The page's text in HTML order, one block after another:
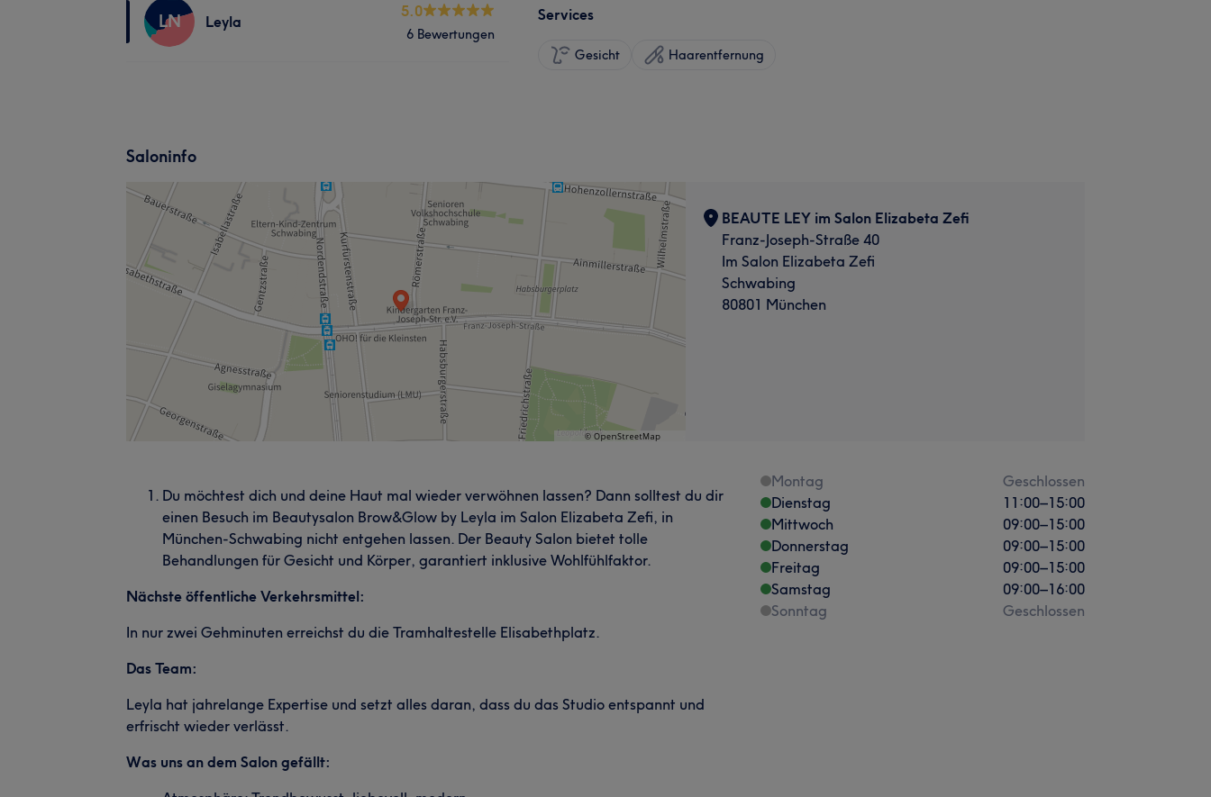
LN Leyla
5.0
6 Bewertungen
Services
Gesicht Haarentfernung
Saloninfo
BEAUTE LEY im Salon Elizabeta Zefi
Franz-Joseph-Straße 40
Im Salon Elizabeta Zefi
Schwabing
80801 München
Du möchtest dich und deine Haut mal wieder verwöhnen lassen? Dann solltest du dir
einen Besuch im Beautysalon Brow&Glow by Leyla im Salon Elizabeta Zefi, in
München-Schwabing nicht entgehen lassen. Der Beauty Salon bietet tolle
Behandlungen für Gesicht und Körper, garantiert inklusive Wohlfühlfaktor.
Nächste öffentliche Verkehrsmittel:
In nur zwei Gehminuten erreichst du die Tramhaltestelle Elisabethplatz.
Das Team:
Leyla hat jahrelange Expertise und setzt alles daran, dass du das Studio entspannt und
erfrischt wieder verlässt.
Was uns an dem Salon gefällt:
Montag
Geschlossen
Dienstag
11:00–15:00
Mittwoch
09:00–15:00
Donnerstag
09:00–15:00
Freitag
09:00–15:00
Samstag
09:00–16:00
Sonntag
Geschlossen